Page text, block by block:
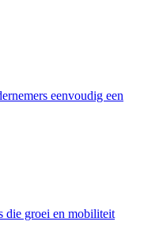
eenvoudig een
die groei en mobiliteit